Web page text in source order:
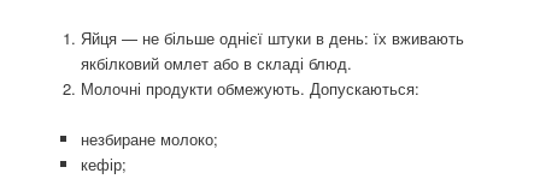
Яйця — не більше однієї штуки в день: їх вживають
якбілковий омлет або в складі блюд.
Молочні продукти обмежують. Допускаються:
незбиране молоко;
кефір;